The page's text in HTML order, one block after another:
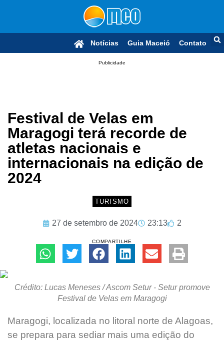
Notícias Guia Maceió Contato
Publicidade
Festival de Velas em
Maragogi terá recorde de
atletas nacionais e
internacionais na edição de
2024
TURISMO
27 de setembro de 2024 23:13 2
COMPARTILHE
Crédito: Lucas Meneses / Ascom Setur - Setur promove
Festival de Velas em Maragogi
Maragogi, localizada no litoral norte de Alagoas,
se prepara para sediar mais uma edição do